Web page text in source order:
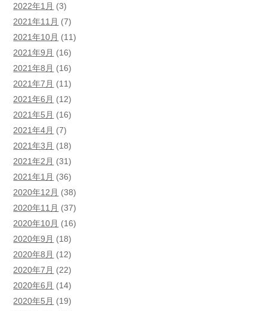
2022年1月 (3)
2021年11月 (7)
2021年10月 (11)
2021年9月 (16)
2021年8月 (16)
2021年7月 (11)
2021年6月 (12)
2021年5月 (16)
2021年4月 (7)
2021年3月 (18)
2021年2月 (31)
2021年1月 (36)
2020年12月 (38)
2020年11月 (37)
2020年10月 (16)
2020年9月 (18)
2020年8月 (12)
2020年7月 (22)
2020年6月 (14)
2020年5月 (19)